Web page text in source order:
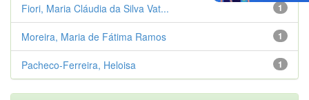
1
Fiori, Maria Cláudia da Silva Vat...
1
Moreira, Maria de Fátima Ramos
1
Pacheco-Ferreira, Heloisa